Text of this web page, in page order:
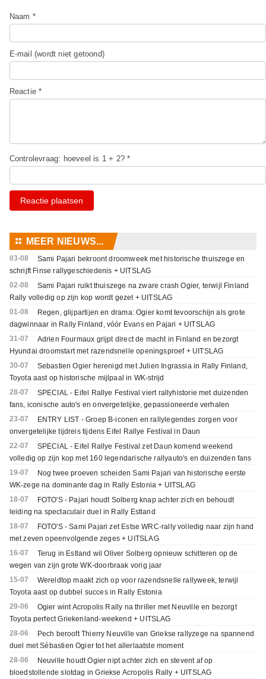
Naam *
E-mail (wordt niet getoond)
Reactie *
Controlevraag: hoeveel is 1 + 2? *
Reactie plaatsen
⚏ MEER NIEUWS...
03-08
Sami Pajari bekroont droomweek met historische thuiszege en
schrijft Finse rallygeschiedenis + UITSLAG
02-08
Sami Pajari ruikt thuiszege na zware crash Ogier, terwijl Finland
Rally volledig op zijn kop wordt gezet + UITSLAG
01-08
Regen, glijpartijen en drama: Ogier komt tevoorschijn als grote
dagwinnaar in Rally Finland, vóór Evans en Pajari + UITSLAG
31-07
Adrien Fourmaux grijpt direct de macht in Finland en bezorgt
Hyundai droomstart met razendsnelle openingsproef + UITSLAG
30-07
Sebastien Ogier herenigd met Julien Ingrassia in Rally Finland,
Toyota aast op historische mijlpaal in WK-strijd
28-07
SPECIAL - Eifel Rallye Festival viert rallyhistorie met duizenden
fans, iconische auto's en onvergetelijke, gepassioneerde verhalen
23-07
ENTRY LIST - Groep B-iconen en rallylegendes zorgen voor
onvergetelijke tijdreis tijdens Eifel Rallye Festival in Daun
22-07
SPECIAL - Eifel Rallye Festival zet Daun komend weekend
volledig op zijn kop met 160 legendarische rallyauto's en duizenden fans
19-07
Nog twee proeven scheiden Sami Pajari van historische eerste
WK-zege na dominante dag in Rally Estonia + UITSLAG
18-07
FOTO'S - Pajari houdt Solberg knap achter zich en behoudt
leiding na spectaculair duel in Rally Estland
18-07
FOTO'S - Sami Pajari zet Estse WRC-rally volledig naar zijn hand
met zeven opeenvolgende zeges + UITSLAG
16-07
Terug in Estland wil Oliver Solberg opnieuw schitteren op de
wegen van zijn grote WK-doorbraak vorig jaar
15-07
Wereldtop maakt zich op voor razendsnelle rallyweek, terwijl
Toyota aast op dubbel succes in Rally Estonia
29-06
Ogier wint Acropolis Rally na thriller met Neuville en bezorgt
Toyota perfect Griekenland-weekend + UITSLAG
28-06
Pech berooft Thierry Neuville van Griekse rallyzege na spannend
duel met Sébastien Ogier tot het allerlaatste moment
28-06
Neuville houdt Ogier nipt achter zich en stevent af op
bloedstollende slotdag in Griekse Acropolis Rally + UITSLAG